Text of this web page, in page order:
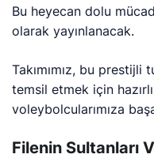
Bu heyecan dolu
olarak yayınlanacak.
Takımımız, bu
temsil etmek için
voleybolcularımıza
Filenin Sultanları